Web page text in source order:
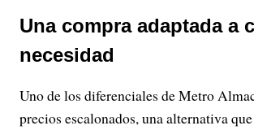
Una compra adaptada a
necesidad
Uno de los diferenciales de Metro
precios escalonados, una alternativa